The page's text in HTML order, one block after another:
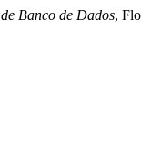
Banco de Dados,